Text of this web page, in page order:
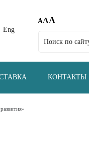
Eng
AAA
КОНТАКТЫ